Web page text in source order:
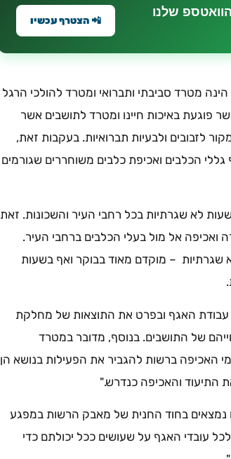
שלנו
📲 הצטרף עכשיו
מטרד סביבתי ותברואי ומטרד להולכי הרגל
פוגעת באיכות חיינו ומטרד לתושבים אשר
לזבובים ולבעיות תברואיות. בעקבות זאת,
הכלבים ואכיפת כלבים משוחררים שגורמים
לא שגרתיות בכל רחבי העיר והשכונות. זאת
אל מול בעלי הכלבים ברחבי העיר.
שגרתיות – מוקדם מאוד בבוקר ואף בשעות
עבודת האגף ובפרט את התוצאות של מחלקת
של התושבים. בנוסף, מדובר במטרד
האכיפה ברשות להגביר את הפעילות בנושא הן
התיעוד והאכיפה כנדרש."
בחוד החנית של מאבק הרשות במפגע
עובדי האגף על שעושים ככל יכולתם כדי